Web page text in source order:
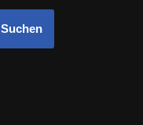
Suchen